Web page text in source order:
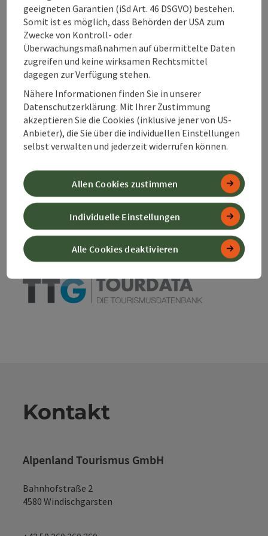
Barrierefreiheit
Kontakt
Zustimmungserklärung
zum Merkzettel
PDF erstellen
Beitrag drucken
In der Nähe
powered byTOURDATA Änderung vorschlagen
Kontakt
Alpenland Tourismus GmbH
Bahnhofstraße 2
4580 Windischgarsten
geeigneten Garantien (iSd Art. 46 DSGVO) bestehen.
Somit ist es möglich, dass Behörden der USA zum
Zwecke von Kontroll- oder
Überwachungsmaßnahmen auf übermittelte Daten
zugreifen und keine wirksamen Rechtsmittel
dagegen zur Verfügung stehen.
Nähere Informationen finden Sie in unserer
Datenschutzerklärung. Mit Ihrer Zustimmung
akzeptieren Sie die Cookies (inklusive jener von US-
Anbieter), die Sie über die individuellen Einstellungen
selbst verwalten und jederzeit widerrufen können.
Alle Cookies deaktivieren
Individuelle Einstellungen
Allen Cookies zustimmen